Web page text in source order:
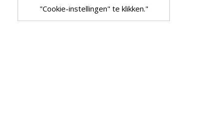
"Cookie-instellingen" te klikken."